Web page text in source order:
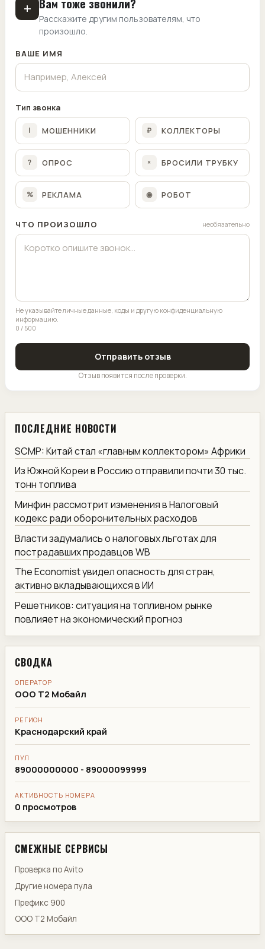
+
Расскажите другим пользователям, что
произошло.
ВАШЕ ИМЯ
Тип звонка
! МОШЕННИКИ ₽ КОЛЛЕКТОРЫ
? ОПРОС × БРОСИЛИ ТРУБКУ
% РЕКЛАМА ◉ РОБОТ
ЧТО ПРОИЗОШЛО необязательно
Не указывайте личные данные, коды и другую конфиденциальную
информацию.
0 / 500
Отправить отзыв
Отзыв появится после проверки.
ПОСЛЕДНИЕ НОВОСТИ
SCMP: Китай стал «главным коллектором» Африки
Из Южной Кореи в Россию отправили почти 30 тыс.
тонн топлива
Минфин рассмотрит изменения в Налоговый
кодекс ради оборонительных расходов
Власти задумались о налоговых льготах для
пострадавших продавцов WB
The Economist увидел опасность для стран,
активно вкладывающихся в ИИ
Решетников: ситуация на топливном рынке
повлияет на экономический прогноз
СВОДКА
ОПЕРАТОР
ООО Т2 Мобайл
РЕГИОН
Краснодарский край
ПУЛ
89000000000 - 89000099999
АКТИВНОСТЬ НОМЕРА
0 просмотров
СМЕЖНЫЕ СЕРВИСЫ
Проверка по Avito
Другие номера пула
Префикс 900
ООО Т2 Мобайл